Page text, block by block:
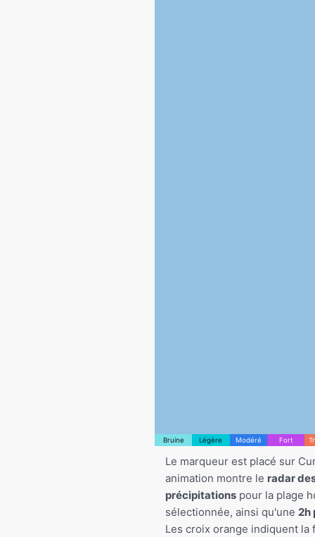
Bruine Légère Modéré Fort
Le marqueur est placé sur
animation montre le radar
précipitations pour la plage
sélectionnée, ainsi qu'une 2h
Les croix orange indiquent la